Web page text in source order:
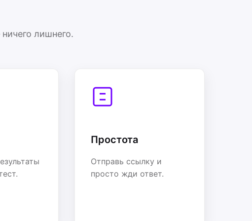
лишнего.
Простота
Отправь ссылку и
просто жди ответ.